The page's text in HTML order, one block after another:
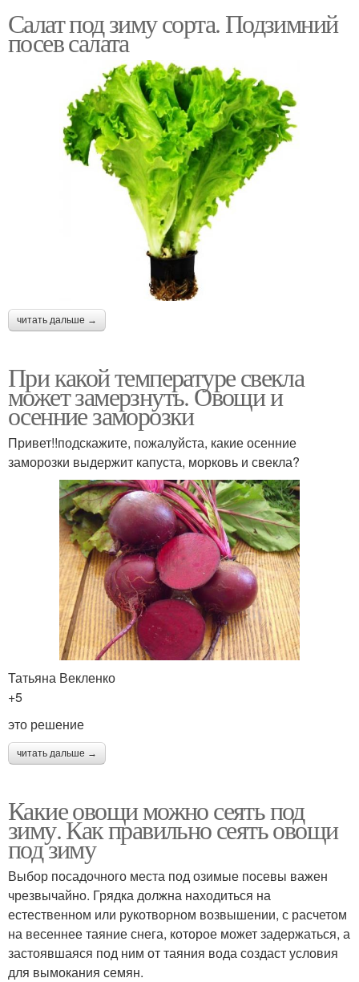
Салат под зиму сорта. Подзимний
посев салата
читать дальше →
При какой температуре свекла
может замерзнуть. Овощи и
осенние заморозки
Привет!!подскажите, пожалуйста, какие осенние
заморозки выдержит капуста, морковь и свекла?
Татьяна Векленко
+5
это решение
читать дальше →
Какие овощи можно сеять под
зиму. Как правильно сеять овощи
под зиму
Выбор посадочного места под озимые посевы важен
чрезвычайно. Грядка должна находиться на
естественном или рукотворном возвышении, с расчетом
на весеннее таяние снега, которое может задержаться, а
застоявшаяся под ним от таяния вода создаст условия
для вымокания семян.